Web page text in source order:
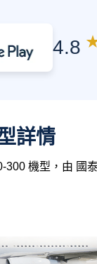
4.8
詳情
機型，由 國